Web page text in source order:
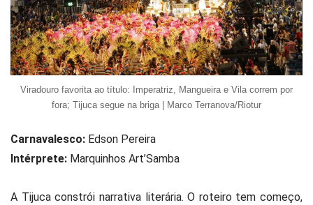
Viradouro favorita ao título: Imperatriz, Mangueira e Vila correm por
fora; Tijuca segue na briga | Marco Terranova/Riotur
Carnavalesco: Edson Pereira
Intérprete: Marquinhos Art’Samba
A Tijuca constrói narrativa literária. O roteiro tem começo,